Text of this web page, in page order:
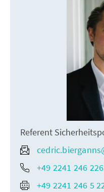
Referent
+49 2241 246
+49 2241 246 5